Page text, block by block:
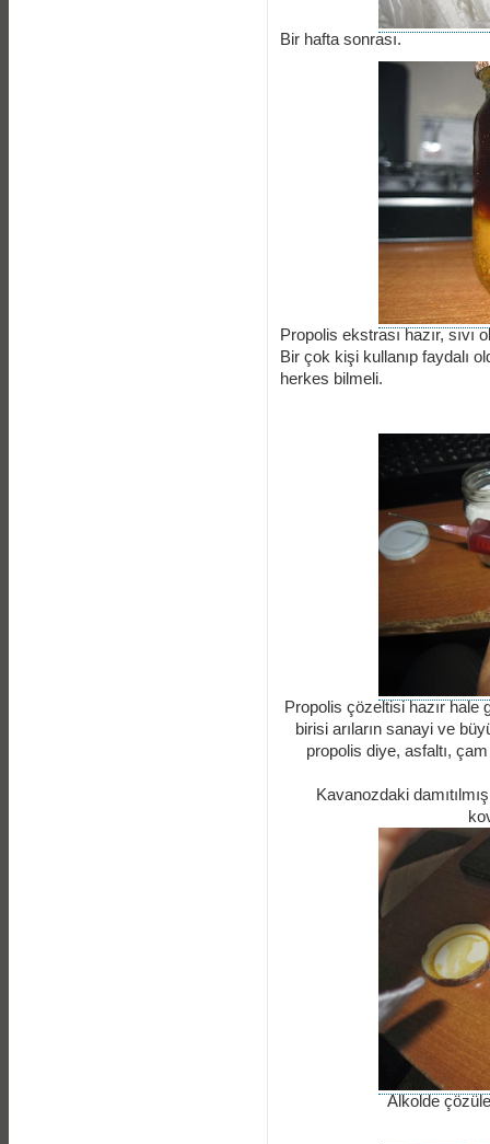
Bir hafta sonrası.
Propolis ekstrası hazır, sıvı
Bir çok kişi kullanıp faydalı
herkes bilmeli.
Propolis çözeltisi hazır hale
birisi arıların sanayi ve
propolis diye, asfaltı,
Kavanozdaki
Alkolde